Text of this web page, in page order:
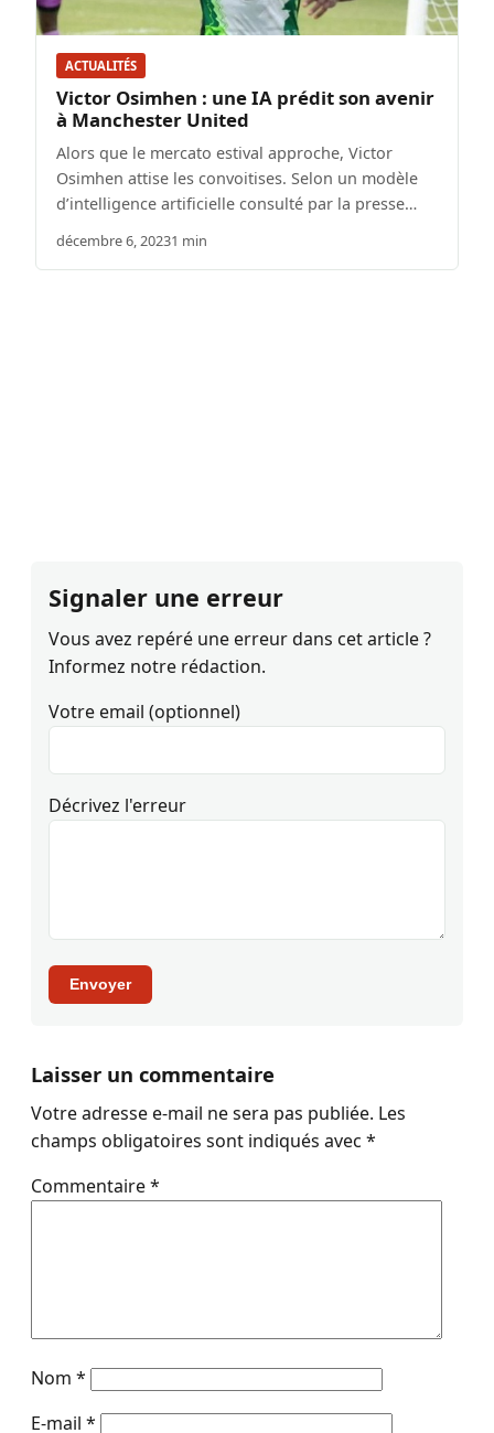
ACTUALITÉS
Victor Osimhen : une IA prédit son avenir
à Manchester United
Alors que le mercato estival approche, Victor
Osimhen attise les convoitises. Selon un modèle
d’intelligence artificielle consulté par la presse…
décembre 6, 20231 min
Signaler une erreur
Vous avez repéré une erreur dans cet article ?
Informez notre rédaction.
Votre email (optionnel)
Décrivez l'erreur
Envoyer
Laisser un commentaire
Votre adresse e-mail ne sera pas publiée. Les
champs obligatoires sont indiqués avec *
Commentaire*
Nom *
E-mail *